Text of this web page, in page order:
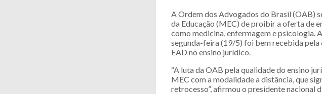
A Ordem dos Advogados do Brasil (OAB)
da Educação (MEC) de proibir a oferta de
como medicina, enfermagem e psicologia.
segunda-feira (19/5) foi bem recebida pela
EAD no ensino jurídico.
“A luta da OAB pela qualidade do ensino
MEC com a modalidade a distância, que
retrocesso”, afirmou o presidente nacional